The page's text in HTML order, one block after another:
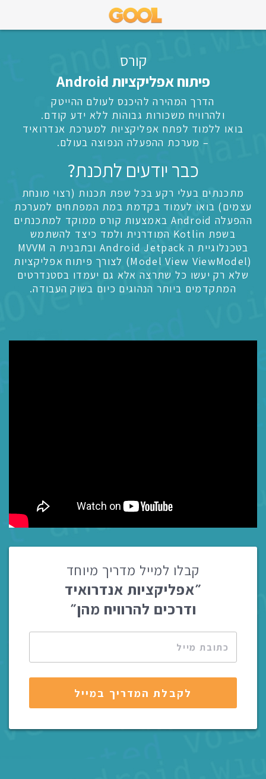
קורס
פיתוח אפליקציות Android
הדרך המהירה להיכנס לעולם ההייטק
ולהרוויח משכורות גבוהות ללא ידע קודם.
בואו ללמוד לפתח אפליקציות למערכת אנדרואיד
– מערכת ההפעלה הנפוצה בעולם.
כבר יודעים לתכנת?
מתכנתים בעלי רקע בכל שפת תכנות (רצוי מונחת
עצמים) בואו לעמוד בקדמת במת המפתחים למערכת
ההפעלה Android באמצעות קורס ממוקד למתכנתים
בשפת Kotlin המודרנית ולמד כיצד להשתמש
בטכנלוגיית ה Android Jetpack ובתבנית ה MVVM
(Model View ViewModel) לצורך פיתוח אפליקציות
שלא רק יעשו כל שתרצה אלא גם יעמדו בסטנדרטים
המתקדמים ביותר הנהוגים כיום בשוק העבודה.
קבלו למייל מדריך מיוחד
״אפליקציות אנדרואיד
ודרכים להרוויח מהן״